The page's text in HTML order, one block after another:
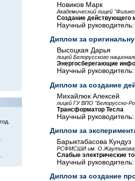
.
.
Новиков Марк
Академический лицей
Создание действующего
Научный
Диплом за
Высоцкая Дарья
лицей Белорусского
Энергосберегающие
Научный
Диплом за создание
Михайлюк Алексей
лицей ГУ ВПО "Белорусско-
Трансформатор Тесла
Научный
Диплом за
Барыктабасова Кундуз
РСФМСШИ им. О.Жаутыкова,
Слабые электрические
Научный
Диплом за создание